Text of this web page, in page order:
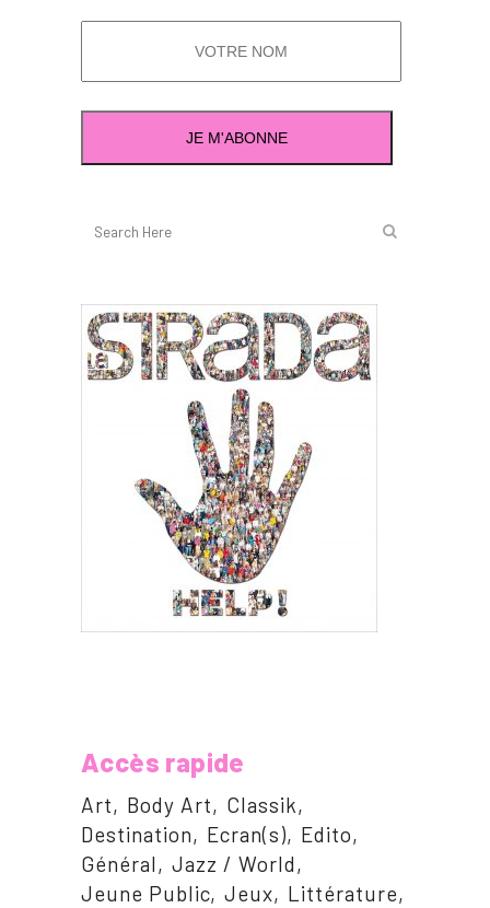
Accès rapide
Art Body Art
Classik
Destination
Ecran(s)
Edito
Général
Jazz / World
Jeune Public Jeux
Littérature